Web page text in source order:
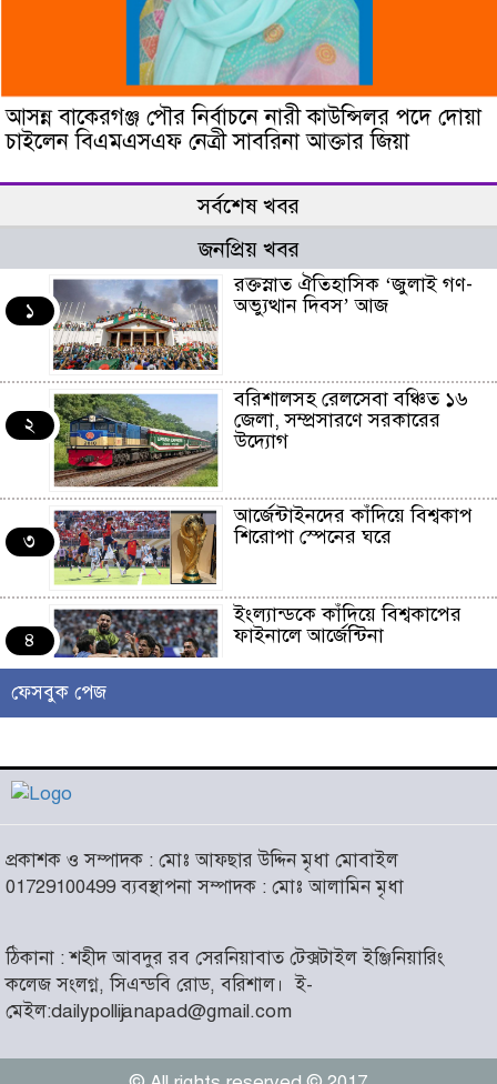
আসন্ন বাকেরগঞ্জ পৌর নির্বাচনে নারী কাউন্সিলর পদে দোয়া
চাইলেন বিএমএসএফ নেত্রী সাবরিনা আক্তার জিয়া
সর্বশেষ খবর
জনপ্রিয় খবর
১
রক্তস্নাত ঐতিহাসিক ‌‘জুলাই গণ-
অভ্যুত্থান দিবস’ আজ
২
বরিশালসহ রেলসেবা বঞ্চিত ১৬
জেলা, সম্প্রসারণে সরকারের
উদ্যোগ
৩
আর্জেন্টাইনদের কাঁদিয়ে বিশ্বকাপ
শিরোপা স্পেনের ঘরে
৪
ইংল্যান্ডকে কাঁদিয়ে বিশ্বকাপের
ফাইনালে আর্জেন্টিনা
৫
চরমোনাই
৬
আসন্ন বাকেরগঞ্জ পৌর নির্বাচনে
নারী কাউন্সিলর পদে দোয়া চাইলেন
বিএমএসএফ নেত্রী সাবরিনা
৭
‘ইসরাইলি সেনাবাহিনী ধ্বংসের
দ্বারপ্রান্তে’ : ইরানের হামলায়
এশিয়ায় ১৩ মার্কিন ঘাঁটি ধ্বংস
ফেসবুক পেজ
প্রকাশক ও সম্পাদক : মোঃ আফছার উদ্দিন মৃধা মোবাইল
01729100499 ব্যবস্থাপনা সম্পাদক : মোঃ আলামিন মৃধা
ঠিকানা : শহীদ আবদুর রব সেরনিয়াবাত টেক্সটাইল ইঞ্জিনিয়ারিং
কলেজ সংলগ্ন, সিএন্ডবি রোড, বরিশাল।ই-
মেইল:dailypollijanapad@gmail.com